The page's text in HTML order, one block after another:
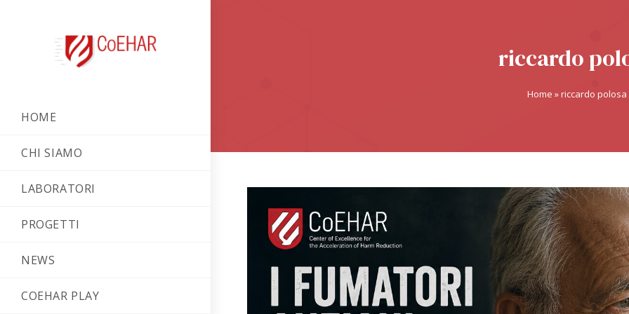
HOME
CHI SIAMO
LABORATORI
PROGETTI
NEWS
COEHAR PLAY
riccardo
Home »riccardo polosa